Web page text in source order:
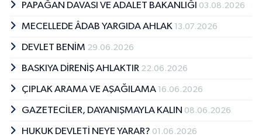
PAPAĞAN DAVASI VE ADALET BAKANLIĞI 03.08.2026
MECELLEDE ÂDAB YARGIDA AHLAK 13.07.2026
DEVLET BENİM 29.06.2026
BASKIYA DİRENİŞ AHLAKTIR 22.06.2026
ÇIPLAK ARAMA VE AŞAĞILAMA 16.06.2026
GAZETECİLER, DAYANIŞMAYLA KALIN 08.06.2026
HUKUK DEVLETİ NEYE YARAR? 01.06.2026